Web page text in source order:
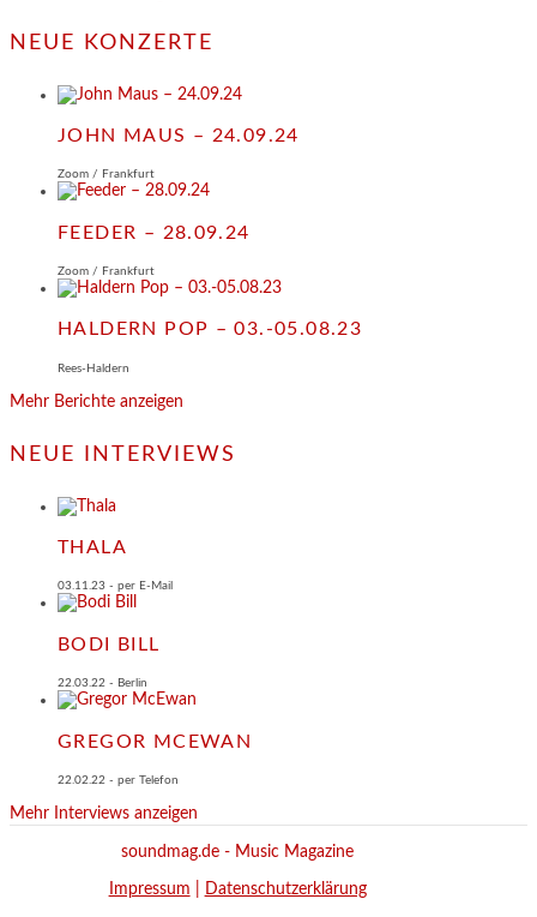
NEUE KONZERTE
JOHN MAUS – 24.09.24
Zoom / Frankfurt
FEEDER – 28.09.24
Zoom / Frankfurt
HALDERN POP – 03.-05.08.23
Rees-Haldern
Mehr Berichte anzeigen
NEUE INTERVIEWS
THALA
03.11.23 - per E-Mail
BODI BILL
22.03.22 - Berlin
GREGOR MCEWAN
22.02.22 - per Telefon
Mehr Interviews anzeigen
soundmag.de - Music Magazine
Impressum Datenschutzerklärung